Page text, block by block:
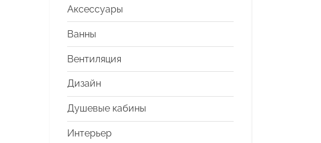
Аксессуары
Ванны
Вентиляция
Дизайн
Душевые кабины
Интерьер